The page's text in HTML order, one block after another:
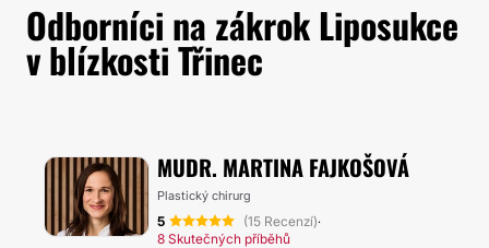
Odborníci na zákrok Liposukce
v blízkosti Třinec
MUDR. MARTINA FAJKOŠOVÁ
Plastický chirurg
5 (15 Recenzí)·
8 Skutečných příběhů